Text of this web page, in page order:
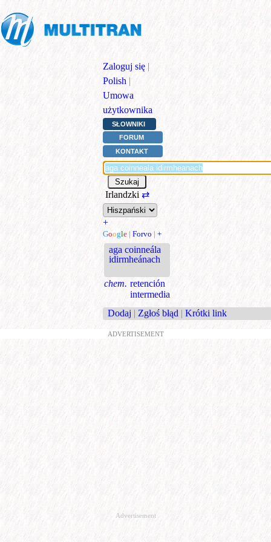
Zaloguj się |
Polish |
Umowa
użytkownika
SŁOWNIKI
FORUM
KONTAKT
Irlandzki ⇄
+
Google | Forvo | +
aga coinneála
idirmheánach
chem. retención
intermedia
Dodaj | Zgłoś błąd | Krótki link
ADVERTISEMENT
Advertisement